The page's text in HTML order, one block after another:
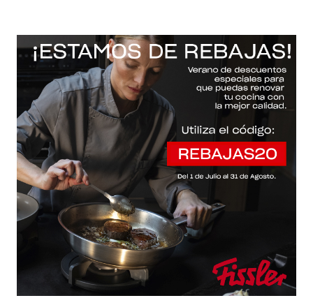
Inicio / Fissler Web / Accesorios / cuchillos / tapas /
Original-profi collection®